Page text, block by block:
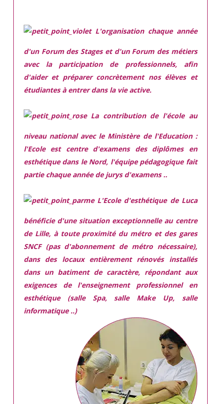
L'organisation chaque année
d'un Forum des Stages et d'un Forum des métiers
avec la participation de professionnels, afin
d'aider et préparer concrètement nos élèves et
étudiantes à entrer dans la vie active.
La contribution de l'école au
niveau national avec le Ministère de l'Education :
l'Ecole est centre d'examens des diplômes en
esthétique dans le Nord, l'équipe pédagogique fait
partie chaque année de jurys d'examens ..
L'Ecole d'esthétique de Luca
bénéficie d'une situation exceptionnelleau centre
de Lille, à toute proximité du métro et des gares
SNCF (pas d'abonnement de métro nécessaire),
dans des locaux entièrement rénovés installés
dans un batiment de caractère, répondant aux
exigencesde l'enseignement professionnel en
esthétique (salle Spa, salle Make Up, salle
informatique ..)